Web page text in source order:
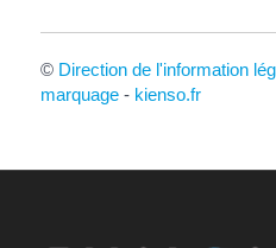
© Direction de l'information
marquage- kienso.fr